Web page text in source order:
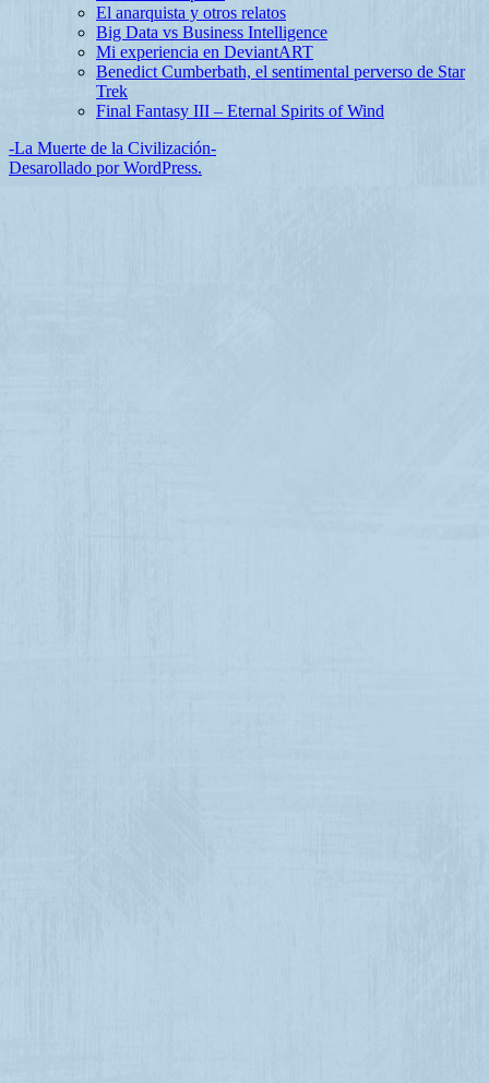
El anarquista y otros relatos
Big Data vs Business Intelligence
Mi experiencia en DeviantART
Benedict Cumberbath, el sentimental perverso de Star
Trek
Final Fantasy III – Eternal Spirits of Wind
-La Muerte de la Civilización-
Desarollado por WordPress.